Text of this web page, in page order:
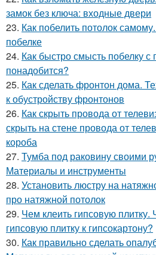
замок без ключа: входные двери
23. Как побелить потолок
побелке
24. Как быстро смысть побелку с
понадобится?
25. Как сделать фронтон дома.
к обустройству фронтонов
26. Как скрыть провода от
скрыть на стене провода от
короба
27. Тумба под раковину своими
Материалы и инструменты
28. Установить люстру на
про натяжной потолок
29. Чем клеить гипсовую плитку.
гипсовую плитку к гипсокартону?
30. Как правильно сделать